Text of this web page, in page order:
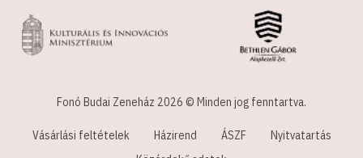
Fonó Budai Zeneház 2026 © Minden jog fenntartva.
Vásárlási feltételek Házirend ÁSZF
Nyitvatartás